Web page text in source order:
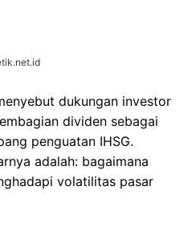
dukungan investor
dividen sebagai
penguatan IHSG.
adalah: bagaimana
volatilitas pasar